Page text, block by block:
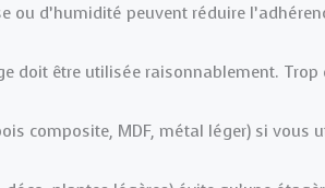
d’humidité peuvent réduire
doit être utilisée raisonnablement. Trop
composite, MDF, métal léger) si vous